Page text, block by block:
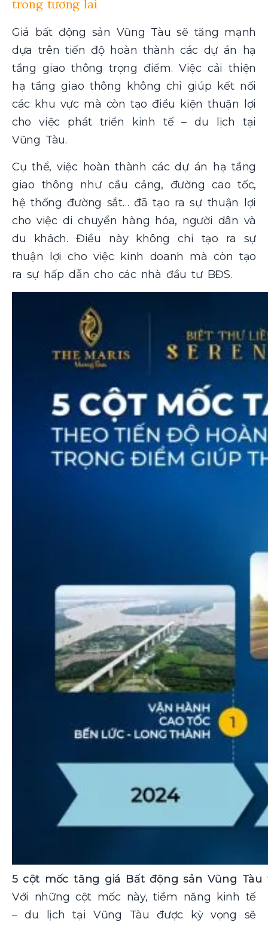
trong tương lai
Giá bất động sản Vũng Tàu sẽ tăng mạnh
dựa trên tiến độ hoàn thành các dự án hạ
tầng giao thông trọng điểm. Việc cải thiện
hạ tầng giao thông không chỉ giúp kết nối
các khu vực mà còn tạo điều kiện thuận lợi
cho việc phát triển kinh tế – du lịch tại
Vũng Tàu.
Cụ thể, việc hoàn thành các dự án hạ tầng
giao thông như cầu cảng, đường cao tốc,
hệ thống đường sắt… đã tạo ra sự thuận lợi
cho việc di chuyển hàng hóa, người dân và
du khách. Điều này không chỉ tạo ra sự
thuận lợi cho việc kinh doanh mà còn tạo
ra sự hấp dẫn cho các nhà đầu tư BĐS.
5 cột mốc tăng giá Bất động sản Vũng
Với những cột mốc này, tiềm năng kinh tế
– du lịch tại Vũng Tàu được kỳ vọng sẽ